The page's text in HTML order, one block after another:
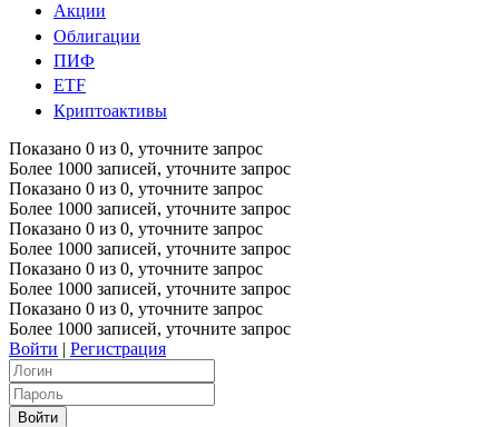
Акции
Облигации
ПИФ
ETF
Криптоактивы
Показано 0 из 0, уточните запрос
Более 1000 записей, уточните запрос
Показано 0 из 0, уточните запрос
Более 1000 записей, уточните запрос
Показано 0 из 0, уточните запрос
Более 1000 записей, уточните запрос
Показано 0 из 0, уточните запрос
Более 1000 записей, уточните запрос
Показано 0 из 0, уточните запрос
Более 1000 записей, уточните запрос
Войти | Регистрация